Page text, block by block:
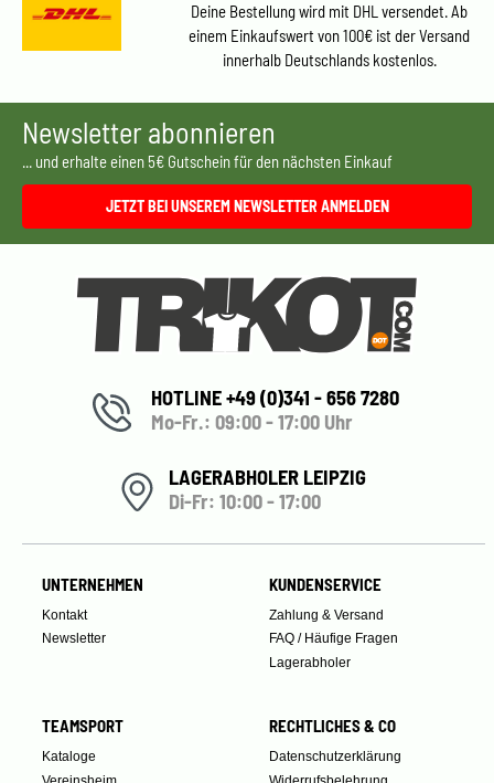
Deine Bestellung wird mit DHL versendet. Ab
einem Einkaufswert von 100€ ist der Versand
innerhalb Deutschlands kostenlos.
Newsletter abonnieren
... und erhalte einen 5€ Gutschein für den nächsten Einkauf
JETZT BEI UNSEREM NEWSLETTER ANMELDEN
HOTLINE +49 (0)341 - 656 7280
Mo-Fr.: 09:00 - 17:00 Uhr
LAGERABHOLER LEIPZIG
Di-Fr: 10:00 - 17:00
UNTERNEHMEN
Kontakt
Newsletter
KUNDENSERVICE
Zahlung & Versand
FAQ / Häufige Fragen
Lagerabholer
TEAMSPORT
Kataloge
RECHTLICHES & CO
Datenschutzerklärung